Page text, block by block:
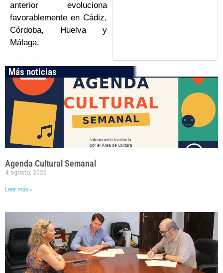
anterior evoluciona
favorablemente en Cádiz,
Córdoba, Huelva y
Málaga.
Más noticias
Agenda Cultural Semanal
4 agosto, 2026
Leer más »